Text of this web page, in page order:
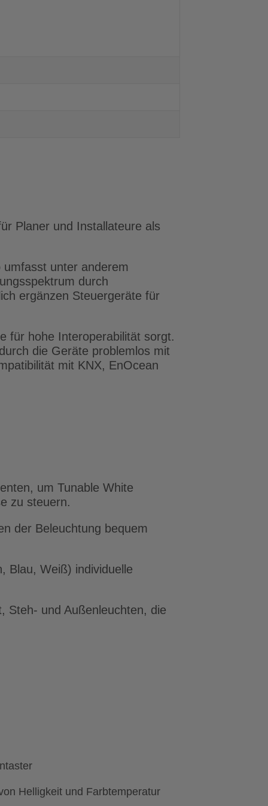
Planer und Installateure als
unter anderem
durch
ergänzen Steuergeräte für
für hohe Interoperabilität sorgt.
die Geräte problemlos mit
mit KNX, EnOcean
um Tunable White
zu steuern.
der Beleuchtung bequem
Blau, Weiß) individuelle
Steh- und Außenleuchten, die
Helligkeit und Farbtemperatur